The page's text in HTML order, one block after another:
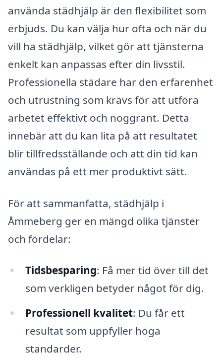
använda städhjälp är den flexibilitet som
erbjuds. Du kan välja hur ofta och när du
vill ha städhjälp, vilket gör att tjänsterna
enkelt kan anpassas efter din livsstil.
Professionella städare har den erfarenhet
och utrustning som krävs för att utföra
arbetet effektivt och noggrant. Detta
innebär att du kan lita på att resultatet
blir tillfredsställande och att din tid kan
användas på ett mer produktivt sätt.
För att sammanfatta, städhjälp i
Åmmeberg ger en mängd olika tjänster
och fördelar:
Tidsbesparing: Få mer tid över till det
som verkligen betyder något för dig.
Professionell kvalitet: Du får ett
resultat som uppfyller höga
standarder.